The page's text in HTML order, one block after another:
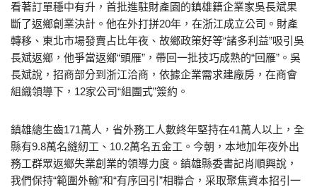
看著訂單穩中有升，首批進駐財產園的鎮雄籍企業家吳長斌果
斷了返鄉創業決計。他在外打拼20年，在浙江成立公司。財產
轉移、東北市場發賣占比年夜、故鄉政策好等“諸多利益”吸引吳
長斌返鄉，他爭當返鄉“頭雁”，帶回一批技巧成熟的“回雁”。吳
長斌說，招商部分到浙江洽商，依據企業需求建廠房，在商會
組織領導下，12家公司“組團式”簽約。
鎮雄總生齒171萬人，省外務工人數終年堅持在41萬人以上，全
縣有9.8萬名縫紉工、10.2萬名五金工。今朝，本地加年夜外出
務工群眾返鄉失業創業的領導力度。鎮雄縣委書記肖順興說，
我們保持“範圍外輸”和“有序回引”相聯合，采取聚焦資本招引一